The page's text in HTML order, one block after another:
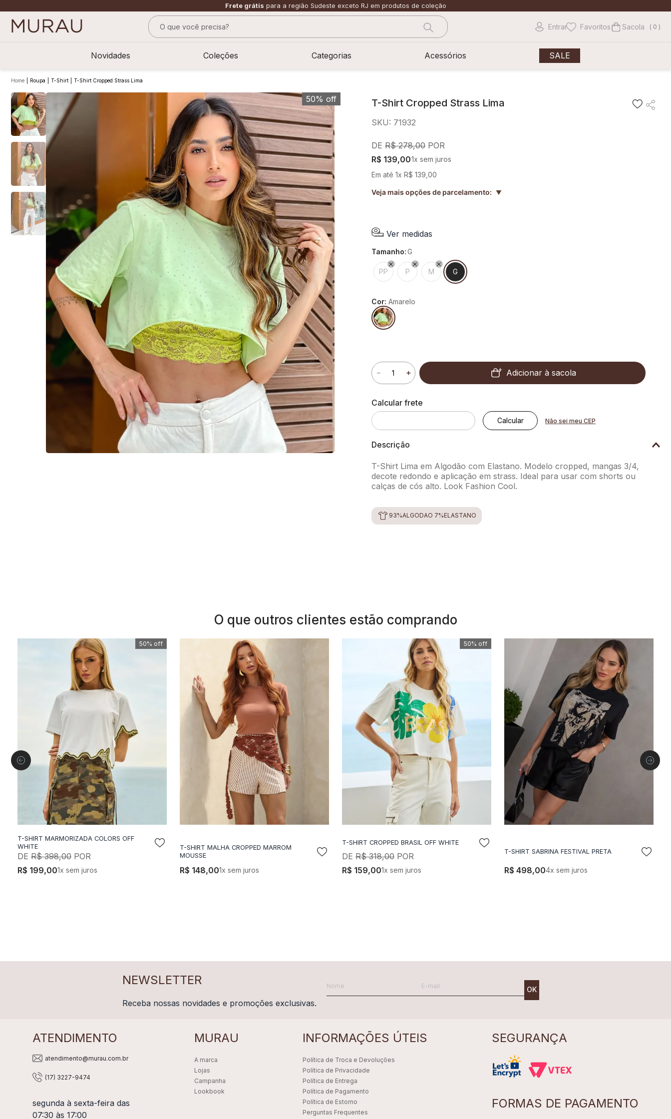
Frete grátis para a região Sudeste exceto RJ em produtos de coleção
O que você precisa?
Entrar Favoritos 0
Novidades Coleções Categorias Acessórios SALE
Roupa T-Shirt T-Shirt Cropped Strass Lima
50% off T-Shirt Cropped Strass Lima
SKU: 71932
R$ 278,00
R$ 139,001x sem juros
Em até 1x R$ 139 00
Veja mais opções de parcelamento: ▲
Ver medidas
tamanho:G
PP P M G
Cor: Amarelo
＋
－ Adicionar à sacola
Não sei meu CEP
Descrição
T-Shirt Lima em Algodão com Elastano. Modelo cropped, mangas 3/4,
decote redondo e aplicação em strass. Ideal para usar com shorts ou
calças de cós alto. Look Fashion Cool.
93%ALGODÃO 7%ELASTANO
O que outros clientes estão comprando
50% off
ADICIONAR A SACOLA
T-SHIRT MARMORIZADA COLORS OFF
WHITE
R$ 398,00
R$ 199,001x sem juros
ADICIONAR A SACOLA
T-SHIRT MALHA CROPPED MARROM
MOUSSE
R$ 148,001x sem juros
50% off
ADICIONAR A SACOLA
T-SHIRT CROPPED BRASIL OFF WHITE
R$ 318,00
R$ 159,001x sem juros
T-SHIRT SABRINA FESTIVAL PRETA
R$ 498,004x sem juros
NEWSLETTER
Receba nossas novidades e promoções exclusivas.
OK
ATENDIMENTO
atendimento@murau.com.br
(17) 3227-9474
segunda à sexta-feira das
07:30 às 17:00
MURAU
A marca
Lojas
Campanha
Lookbook
INFORMAÇÕES ÚTEIS
Política de Troca e Devoluções
Política de Privacidade
Política de Entrega
Política de Pagamento
Política de Estorno
Perguntas Frequentes
SEGURANÇA
FORMAS DE PAGAMENTO
saia
top
º
camisa
7 º
blusa
8º
preto
9º
off white
10
pesponto verde sage